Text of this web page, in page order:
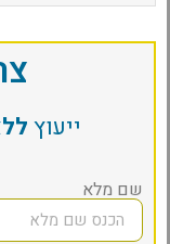
ייעוץ
שם מלא